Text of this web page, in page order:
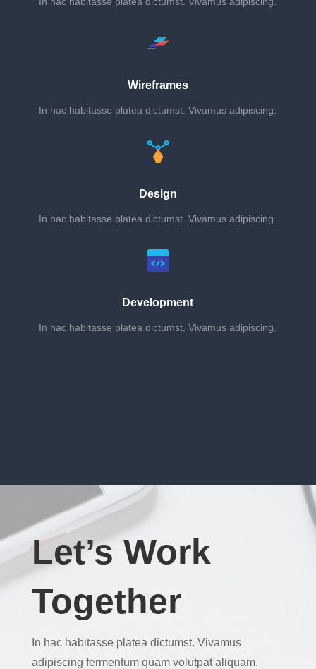
Wireframes
In hac habitasse platea dictumst. Vivamus adipiscing.
Design
In hac habitasse platea dictumst. Vivamus adipiscing.
Development
In hac habitasse platea dictumst. Vivamus adipiscing.
Let’s Work
Together
In hac habitasse platea dictumst. Vivamus
adipiscing fermentum quam volutpat aliquam.